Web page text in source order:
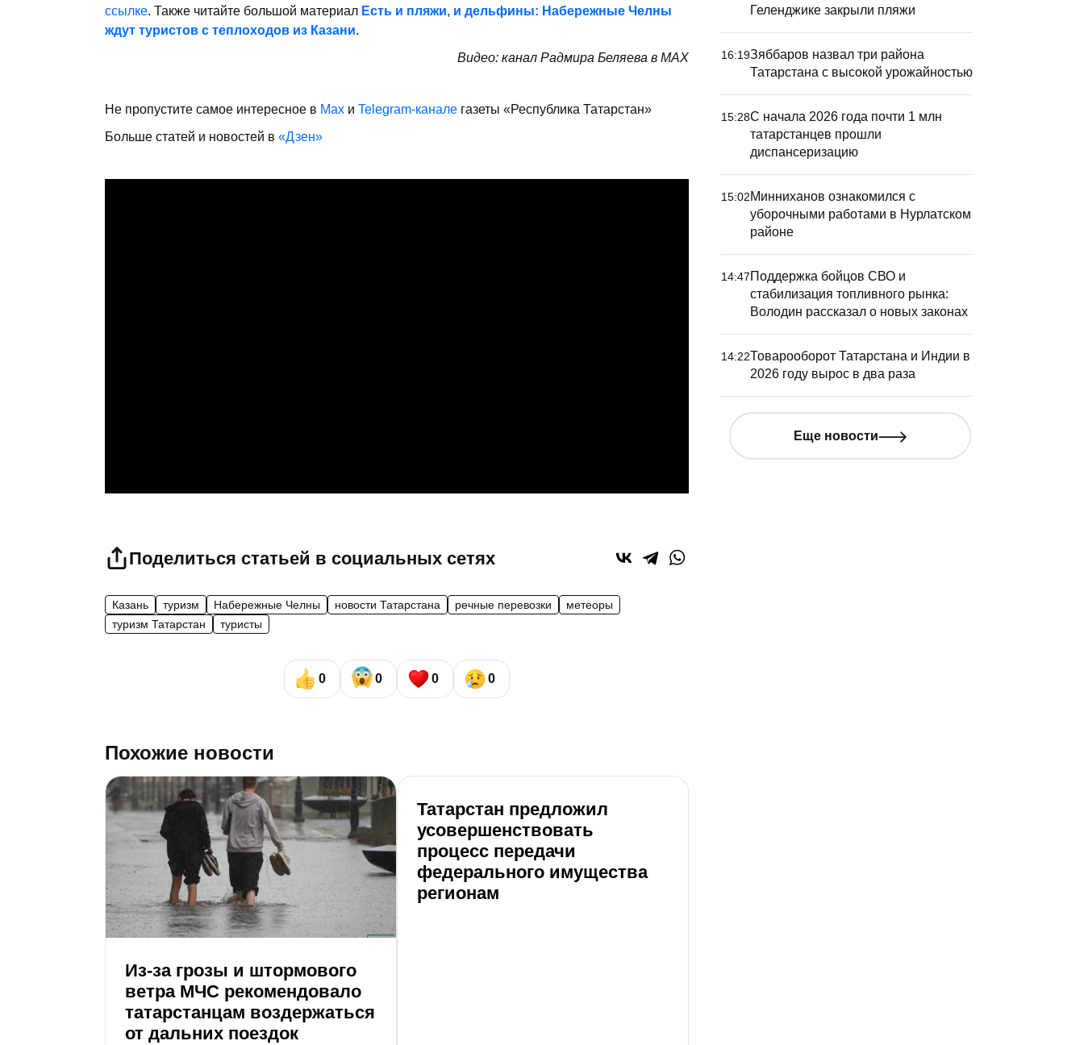
ссылке. Также читайте большой материал Есть и пляжи, и дельфины: Набережные Челны
ждут туристов с теплоходов из Казани.
Видео: канал Радмира Беляева в МАХ
Не пропустите самое интересное в Max и Telegram-канале газеты «Республика Татарстан»
Больше статей и новостей в «Дзен»
Поделиться статьей в социальных сетях
Казань туризм Набережные Челны новости Татарстана речные перевозки
метеоры
туризм Татарстан
туристы
0 0 0 0
Похожие новости
Из-за грозы и штормового
ветра МЧС рекомендовало
татарстанцам воздержаться
от дальних поездок
Татарстан предложил
усовершенствовать
процесс передачи
федерального имущества
регионам
Геленджике закрыли пляжи
16:19Зяббаров назвал три района
Татарстана с высокой урожайностью
15:28С начала 2026 года почти 1 млн
татарстанцев прошли
диспансеризацию
15:02Минниханов ознакомился с
уборочными работами в Нурлатском
районе
14:47Поддержка бойцов СВО и
стабилизация топливного рынка:
Володин рассказал о новых законах
14:22Товарооборот Татарстана и Индии в
2026 году вырос в два раза
Еще новости